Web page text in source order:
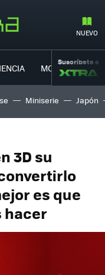
NUEVO
MOVILIDAD
Suscríbete a
Miniserie Japón
3D su
es que
hacer